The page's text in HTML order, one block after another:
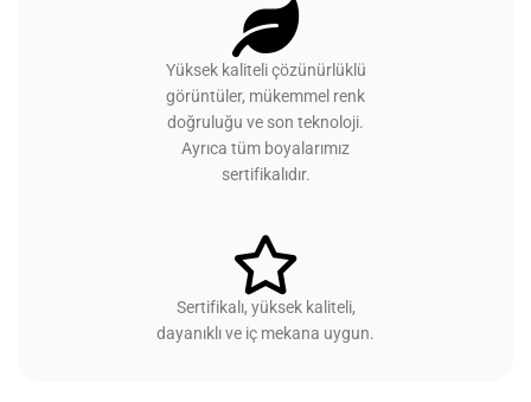
Yüksek kaliteli çözünürlüklü
görüntüler, mükemmel renk
doğruluğu ve son teknoloji.
Ayrıca tüm boyalarımız
sertifikalıdır.
Sertifikalı, yüksek kaliteli,
dayanıklı ve iç mekana uygun.